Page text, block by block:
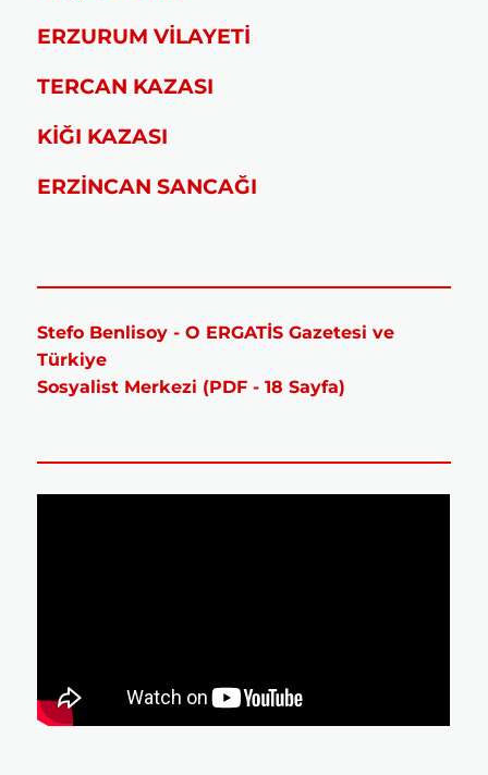
ERZURUM VİLAYETİ
TERCAN KAZASI
KİĞI KAZASI
ERZİNCAN SANCAĞI
Stefo Benlisoy - O ERGATİS Gazetesi ve
Türkiye
Sosyalist Merkezi (PDF - 18 Sayfa)